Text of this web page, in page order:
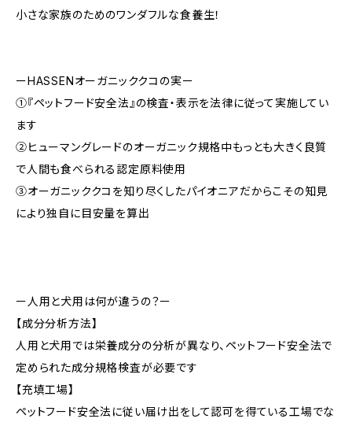
小さな家族のためのワンダフルな食養生！
ーHASSENオーガニッククコの実ー
①『ペットフード安全法』の検査・表示を法律に従って実施してい
ます
②ヒューマングレードのオーガニック規格中もっとも大きく良質
で人間も食べられる認定原料使用
③オーガニッククコを知り尽くしたパイオニアだからこその知見
により独自に目安量を算出
ー人用と犬用は何が違うの？ー
【成分分析方法】
人用と犬用では栄養成分の分析が異なり、ペットフード安全法で
定められた成分規格検査が必要です
【充填工場】
ペットフード安全法に従い届け出をして認可を得ている工場でな